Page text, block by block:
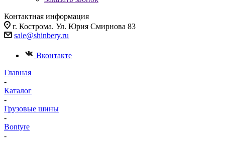
Контактная информация
г. Кострома. Ул. Юрия Смирнова 83
sale@shinbery.ru
Вконтакте
Главная
-
Каталог
-
Грузовые шины
-
Bontyre
-